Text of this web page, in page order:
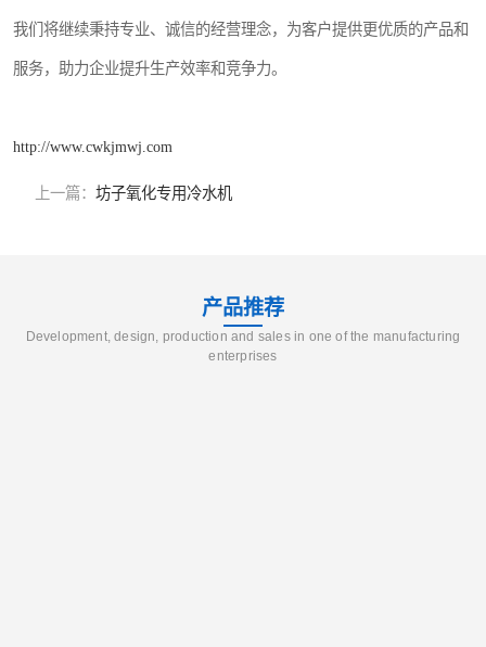
我们将继续秉持专业、诚信的经营理念，为客户提供更优质的产品和
服务，助力企业提升生产效率和竞争力。
http://www.cwkjmwj.com
上一篇： 坊子氧化专用冷水机
产品推荐
Development, design, production and sales in one of the manufacturing
enterprises